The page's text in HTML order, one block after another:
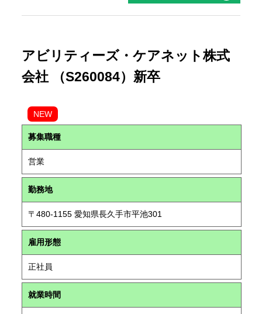
アビリティーズ・ケアネット株式
会社 （S260084）新卒
NEW
募集職種
営業
勤務地
〒480-1155 愛知県長久手市平池301
雇用形態
正社員
就業時間